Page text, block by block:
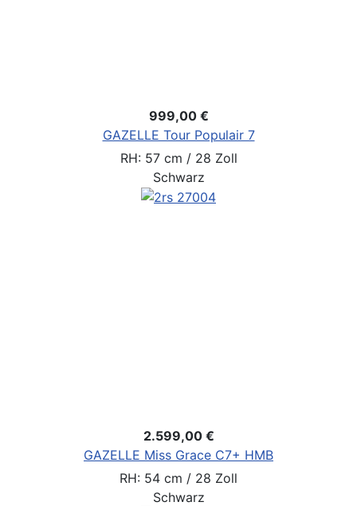
999,00 €
GAZELLE Tour Populair 7
RH: 57 cm / 28 Zoll
Schwarz
2.599,00 €
GAZELLE Miss Grace C7+ HMB
RH: 54 cm / 28 Zoll
Schwarz